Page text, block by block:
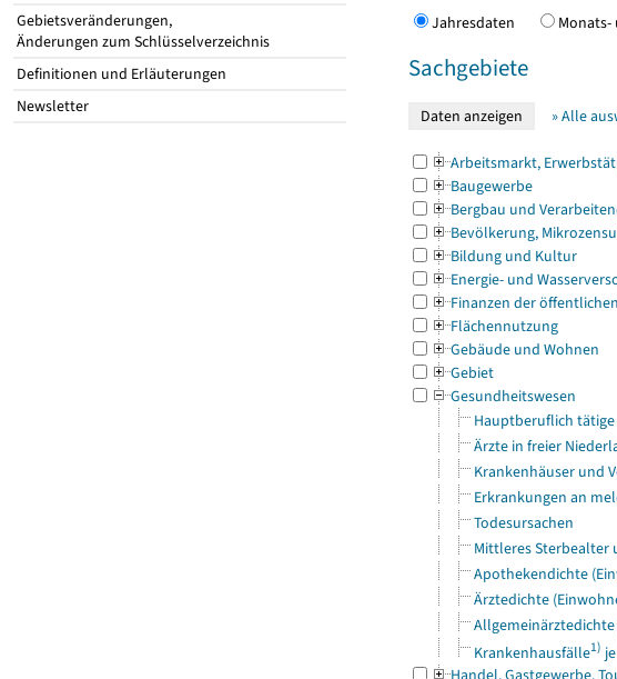
Gebietsveränderungen,
Änderungen zum Schlüsselverzeichnis
Definitionen und Erläuterungen
Newsletter
Jahresdaten
Sachgebiete
» Alle
Arbeitsmarkt,
Baugewerbe
Bergbau und
Bevölkerung,
Bildung und Kultur
Energie- und
Finanzen der
Flächennutzung
Gebäude und Wohnen
Gebiet
Gesundheitswesen
Hauptberuflich
Ärzte in freier
Krankenhäuser und
Erkrankungen an
Todesursachen
Mittleres Sterbealter
Apothekendichte
Ärztedichte
Krankenhausfälle1)